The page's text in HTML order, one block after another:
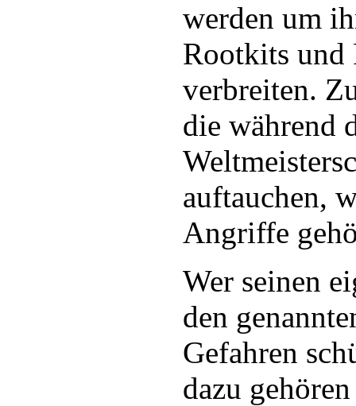
werden um
Rootkits und
verbreiten.
die während
auftauchen,
Angriffe
Wer seinen
den
Gefahren
dazu